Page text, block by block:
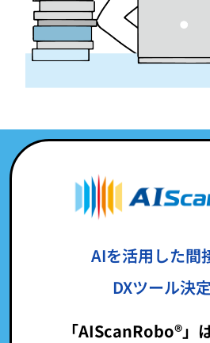
AIを活用した間
DXツール決
「AIScanRobo®」